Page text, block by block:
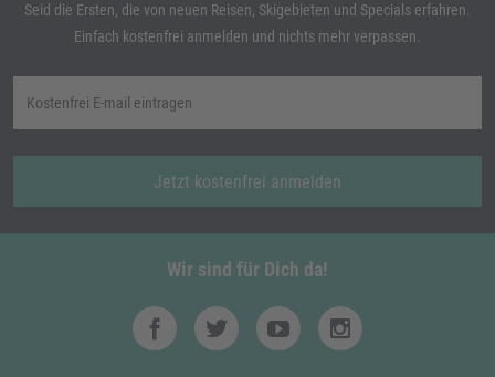
Seid die Ersten, die von neuen Reisen, Skigebieten und Specials erfahren.
Einfach kostenfrei anmelden und nichts mehr verpassen.
Jetzt kostenfrei anmelden
Wir sind für Dich da!